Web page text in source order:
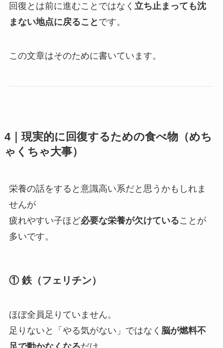
回復とは前に進むことではなく 立ち止まっても沈
まない地点に戻ること です。
この文章はそのために書いています。
4｜現実的に回復するための食べ物（めち
ゃくちゃ大事）
栄養の話をすると意識高い系だと思うかもしれま
せんが
疲れやすい子ほど必要な栄養が欠けていることが
多いです。
① 鉄（フェリチン）
ほぼ全員足りていません。
足りないと「やる気がない」ではなく 脳が燃料不